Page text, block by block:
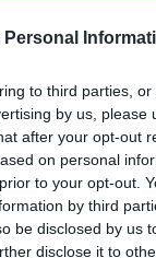
Personal
to third parties,
by us, please
after your opt-out
on personal
to your opt-out.
by third
be disclosed by us
disclose it to
την